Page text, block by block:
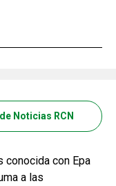
Noticias RCN
conocida con Epa
a las